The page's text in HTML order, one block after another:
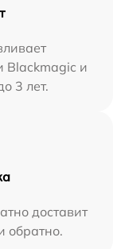
Blackmagic и
3 лет.
доставит
обратно.